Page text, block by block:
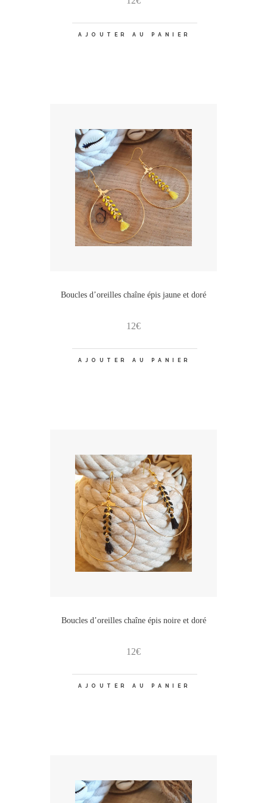
AJOUTER AU PANIER
Boucles d’oreilles chaîne épis jaune et doré
12€
AJOUTER AU PANIER
Boucles d’oreilles chaîne épis noire et doré
12€
AJOUTER AU PANIER